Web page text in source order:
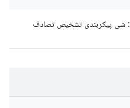
: شی پیکربندی تشخیص تصادف